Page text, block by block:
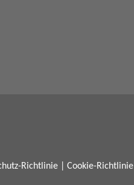
Richtlinie Cookie-Richtlinie